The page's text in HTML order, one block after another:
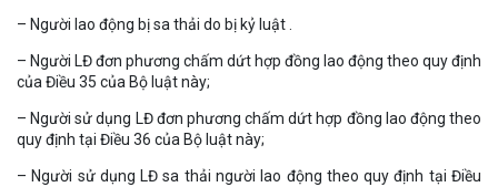
– Người lao động bị sa thải do bị kỷ luật .
– Người LĐ đơn phương chấm dứt hợp đồng lao động theo quy định
của Điều 35 của Bộ luật này;
– Người sử dụng LĐ đơn phương chấm dứt hợp đồng lao động theo
quy định tại Điều 36 của Bộ luật này;
– Người sử dụng LĐ sa thải người lao động theo quy định tại Điều